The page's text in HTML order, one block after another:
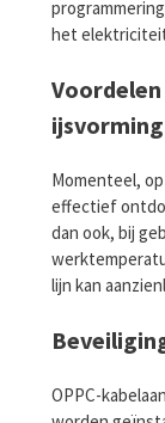
het
ijsvorming
Momenteel,
effectief
dan ook, bij
lijn kan
OPPC-